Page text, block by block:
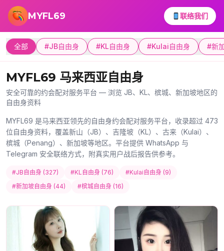
跳转到主要内容
MYFL69 联络我们
全部 #JB自由身 #KL自由身 #Kulai自由身 #新
MYFL69 马来西亚自由身
安全可靠的约会配对服务平台 — 浏览 JB、KL、槟城、新加坡地区的
自由身资料
MYFL69 是马来西亚领先的自由身约会配对服务平台，收录超过 473
位自由身资料，覆盖新山（JB）、吉隆坡（KL）、古来（Kulai）、
槟城（Penang）、新加坡等地区。平台提供 WhatsApp 与
Telegram 安全联络方式，附真实用户战后报告供参考。
#JB自由身 (327) #KL自由身 (76)
#Kulai自由身 (9)
#新加坡自由身 (44)
#槟城自由身 (16)